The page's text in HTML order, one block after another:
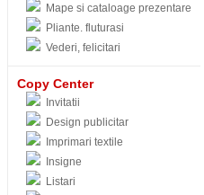
Mape si cataloage prezentare
Pliante. fluturasi
Vederi, felicitari
Copy Center
Invitatii
Design publicitar
Imprimari textile
Insigne
Listari